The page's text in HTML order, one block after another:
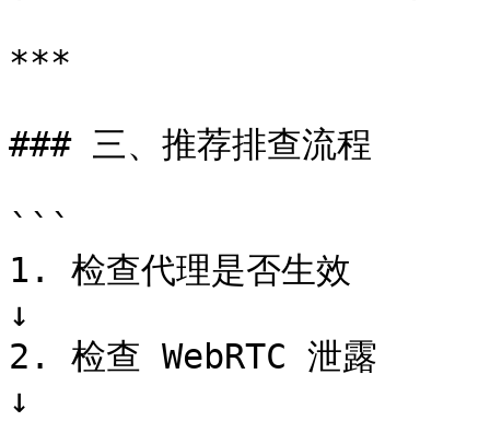
***
### 三、推荐排查流程
```
1. 检查代理是否生效
↓
2. 检查 WebRTC 泄露
↓